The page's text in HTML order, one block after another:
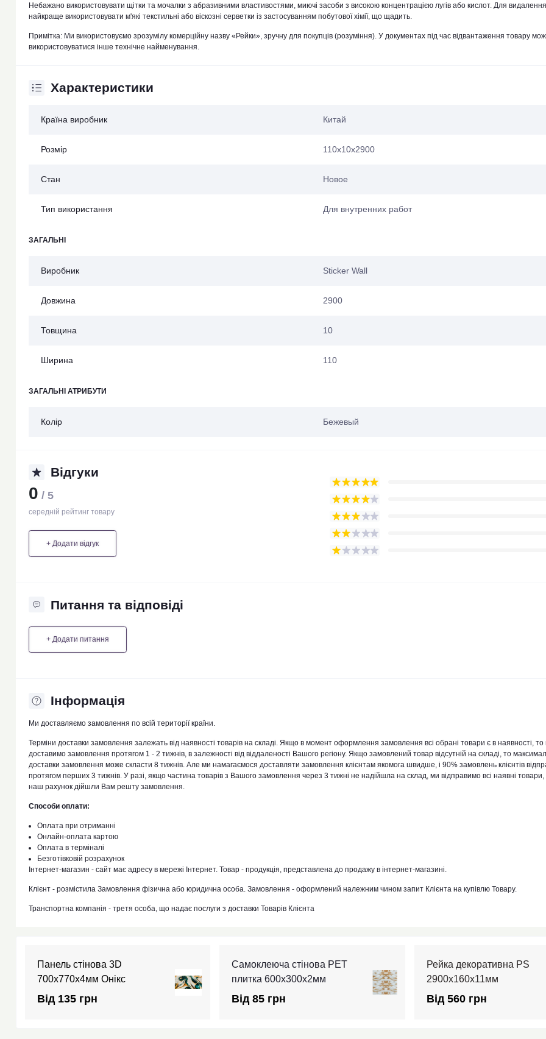
Небажано використовувати щітки та мочалки з абразивними властивостями, миючі засоби з високою концентрацією лугів або кислот. Для
найкраще використовувати м'які текстильні або віскозні серветки із застосуванням побутової хімії, що щадить.
Примітка: Ми використовуємо зрозумілу комерційну назву «Рейки», зручну для покупців (розуміння). У документах під час відвантаження товару
використовуватися інше технічне найменування.
Характеристики
Країна виробник Китай
Розмір 110х10х2900
Стан Новое
Тип використання Для внутренних работ
ЗАГАЛЬНІ
Виробник Sticker Wall
Довжина 2900
Товщина 10
Ширина 110
ЗАГАЛЬНІ АТРИБУТИ
Колір Бежевый
Відгуки
0 / 5
середній рейтинг товару
+ Додати відгук
Питання та відповіді
+ Додати питання
Iнформація
Ми доставляємо замовлення по всій території країни.
Терміни доставки замовлення залежать від наявності товарів на складі. Якщо в момент оформлення замовлення всі обрані товари є в наявності, то
доставимо замовлення протягом 1 - 2 тижнів, в залежності від віддаленості Вашого регіону. Якщо замовлений товар відсутній на складі, то
доставки замовлення може скласти 8 тижнів. Але ми намагаємося доставляти замовлення клієнтам якомога швидше, і 90% замовлень клієнтів
протягом перших 3 тижнів. У разі, якщо частина товарів з Вашого замовлення через 3 тижні не надійшла на склад, ми відправимо всі наявні товари,
наш рахунок дійшли Вам решту замовлення.
Способи оплати:
Оплата при отриманні
Онлайн-оплата картою
Оплата в терміналі
Безготівковій розрахунок
Інтернет-магазин - сайт має адресу в мережі Інтернет. Товар - продукція, представлена ​​до продажу в інтернет-магазині.
Клієнт - розмістила Замовлення фізична або юридична особа. Замовлення - оформлений належним чином запит Клієнта на купівлю Товару.
Транспортна компанія - третя особа, що надає послуги з доставки Товарів Клієнта
Панель стінова 3D
700х770х4мм Онікс
Від 135 грн
Самоклеюча стінова PET
плитка 600х300х2мм
Від 85 грн
Рейка декоративна PS
2900х160х11мм
Від 560 грн